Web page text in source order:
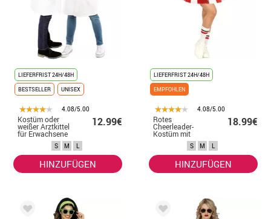
LIEFERFRIST 24H/48H
BESTSELLER
UNISEX
4.08/5.00
Kostüm oder
weißer Arztkittel
für Erwachsene
12.99€
S M L
HINZUFÜGEN
LIEFERFRIST 24H/48H
EMPFOHLEN
4.08/5.00
Rotes
Cheerleader-
Kostüm mit
Pailletten für
18.99€
S M L
HINZUFÜGEN